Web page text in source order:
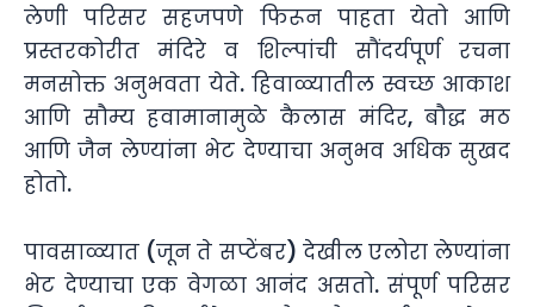
लेणी परिसर सहजपणे फिरून पाहता येतो आणि
प्रस्तरकोरीत मंदिरे व शिल्पांची सौंदर्यपूर्ण रचना
मनसोक्त अनुभवता येते. हिवाळ्यातील स्वच्छ आकाश
आणि सौम्य हवामानामुळे कैलास मंदिर, बौद्ध मठ
आणि जैन लेण्यांना भेट देण्याचा अनुभव अधिक सुखद
होतो.
पावसाळ्यात (जून ते सप्टेंबर) देखील एलोरा लेण्यांना
भेट देण्याचा एक वेगळा आनंद असतो. संपूर्ण परिसर